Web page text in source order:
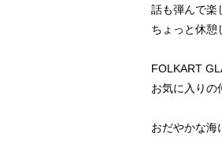
話も弾んで楽
ちょっと休
FOLKART
お気に入り
おだやかな海